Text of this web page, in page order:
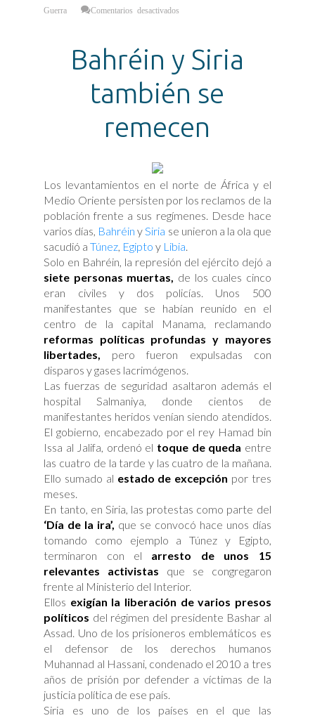
Guerra
Comentarios desactivados
proféticas
ya
en
marcha
cumplimiento
Bahréin y Siria
también se
remecen
Los levantamientos en el norte de África y el
Medio Oriente persisten por los reclamos de la
población frente a sus regímenes. Desde hace
varios días, Bahréin ySiria se unieron a la ola que
sacudió aTúnez, Egipto y Libia.
Solo en Bahréin, la represión del ejército dejó a
siete personas muertas, de los cuales cinco
eran civiles y dos policías. Unos 500
manifestantes que se habían reunido en el
centro de la capital Manama, reclamando
reformas políticas profundas y mayores
libertades, pero fueron expulsadas con
disparos y gases lacrimógenos.
Las fuerzas de seguridad asaltaron además el
hospital Salmaniya, donde cientos de
manifestantes heridos venían siendo atendidos.
El gobierno, encabezado por el rey Hamad bin
Issa al Jalifa, ordenó el toque de queda entre
las cuatro de la tarde y las cuatro de la mañana.
Ello sumado al estado de excepción por tres
meses.
En tanto, en Siria, las protestas como parte del
‘Día de la ira’, que se convocó hace unos días
tomando como ejemplo a Túnez y Egipto,
terminaron con el arresto de unos 15
relevantes activistas que se congregaron
frente al Ministerio del Interior.
Ellos exigían la liberación de varios presos
políticos del régimen del presidente Bashar al
Assad. Uno de los prisioneros emblemáticos es
el defensor de los derechos humanos
Muhannad al Hassani, condenado el 2010 a tres
años de prisión por defender a víctimas de la
justicia política de ese país.
Siria es uno de los países en el que las